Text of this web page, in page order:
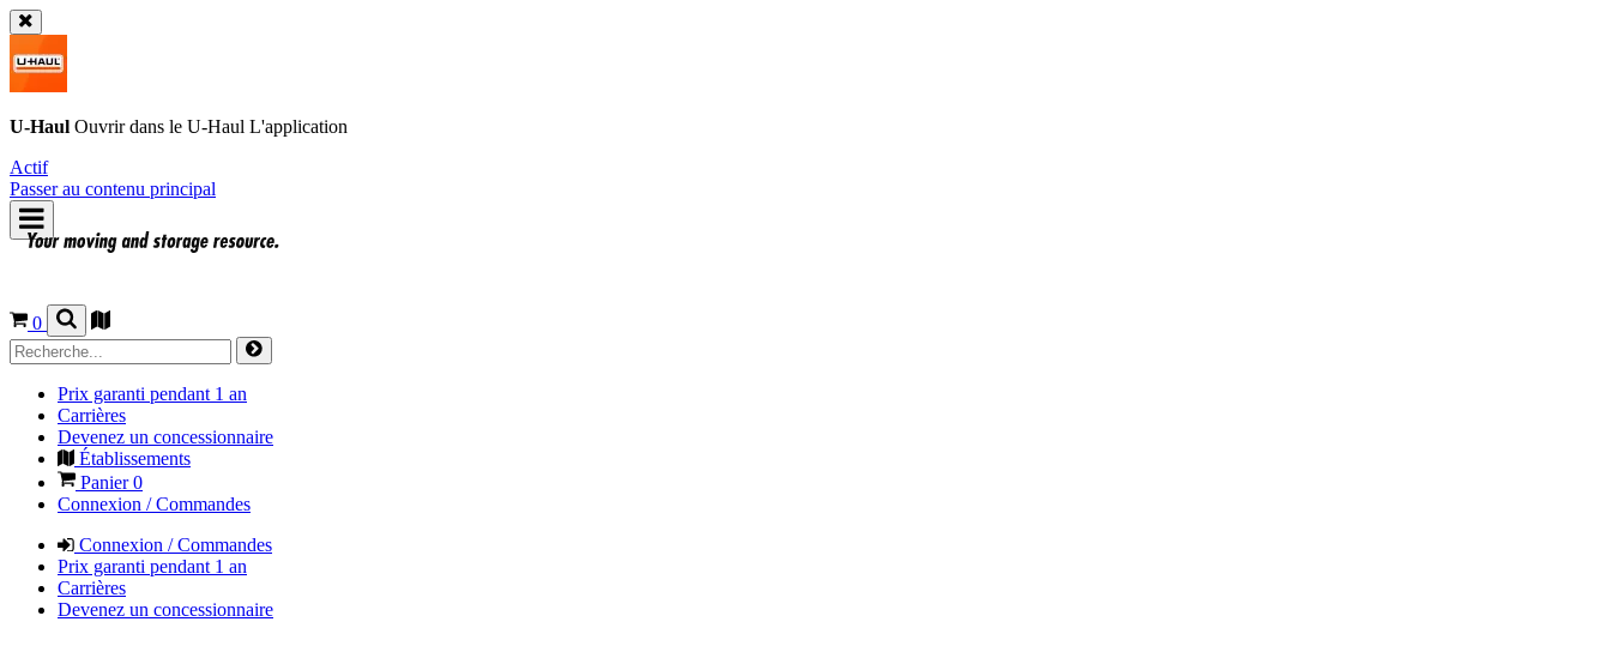
U-Haul Ouvrir dans le U-Haul L'application
Actif
Passer au contenu principal
0
Prix garanti pendant 1 an
Carrières
Devenez un concessionnaire
Établissements
Panier0
Connexion / Commandes
Connexion / Commandes
Prix garanti pendant 1 an
Carrières
Devenez un concessionnaire